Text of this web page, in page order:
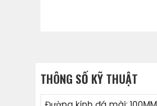
THÔNG SỐ KỸ THUẬT